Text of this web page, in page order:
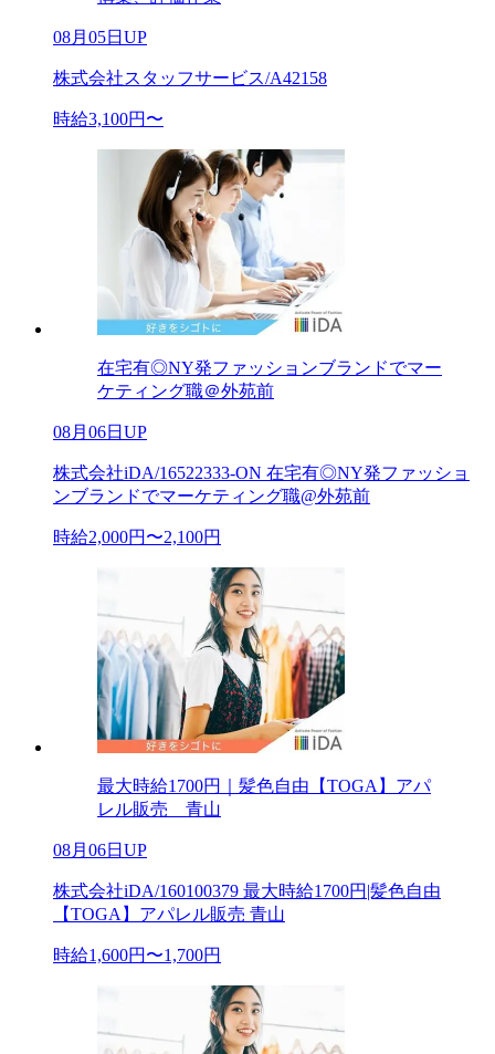
08月05日UP
株式会社スタッフサービス/A42158
時給3,100円〜
在宅有◎NY発ファッションブランドでマー
ケティング職＠外苑前
08月06日UP
株式会社iDA/16522333-ON 在宅有◎NY発ファッショ
ンブランドでマーケティング職@外苑前
時給2,000円〜2,100円
最大時給1700円｜髪色自由【TOGA】アパ
レル販売 青山
08月06日UP
株式会社iDA/160100379 最大時給1700円|髪色自由
【TOGA】アパレル販売 青山
時給1,600円〜1,700円